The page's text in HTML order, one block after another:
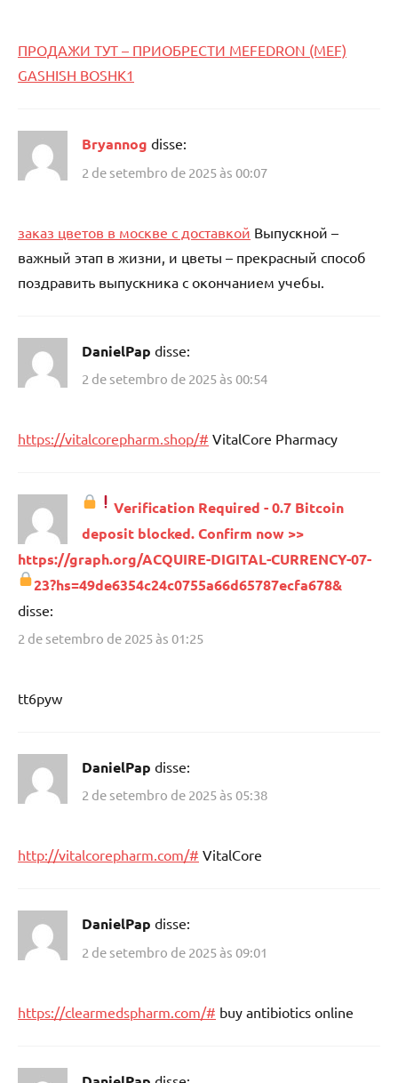
ПРОДАЖИ ТУТ – ПРИОБРЕСТИ MEFEDRON (MEF)
GASHISH BOSHK1
Bryannog disse:
2 de setembro de 2025 às 00:07
заказ цветов в москве с доставкой Выпускной –
важный этап в жизни, и цветы – прекрасный способ
поздравить выпускника с окончанием учебы.
DanielPap disse:
2 de setembro de 2025 às 00:54
https://vitalcorepharm.shop/# VitalCore Pharmacy
Verification Required - 0.7 Bitcoin
deposit blocked. Confirm now >>
https://graph.org/ACQUIRE-DIGITAL-CURRENCY-07-
23?hs=49de6354c24c0755a66d65787ecfa678&
disse:
2 de setembro de 2025 às 01:25
tt6pyw
DanielPap disse:
2 de setembro de 2025 às 05:38
http://vitalcorepharm.com/# VitalCore
DanielPap disse:
2 de setembro de 2025 às 09:01
https://clearmedspharm.com/# buy antibiotics online